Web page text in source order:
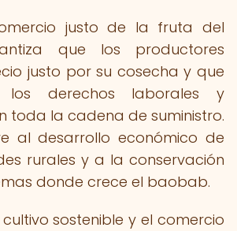
justo de la fruta del
que los productores
justo por su cosecha y que
los derechos laborales y
toda la cadena de suministro.
al desarrollo económico de
rurales y a la conservación
donde crece el baobab.
sostenible y el comercio